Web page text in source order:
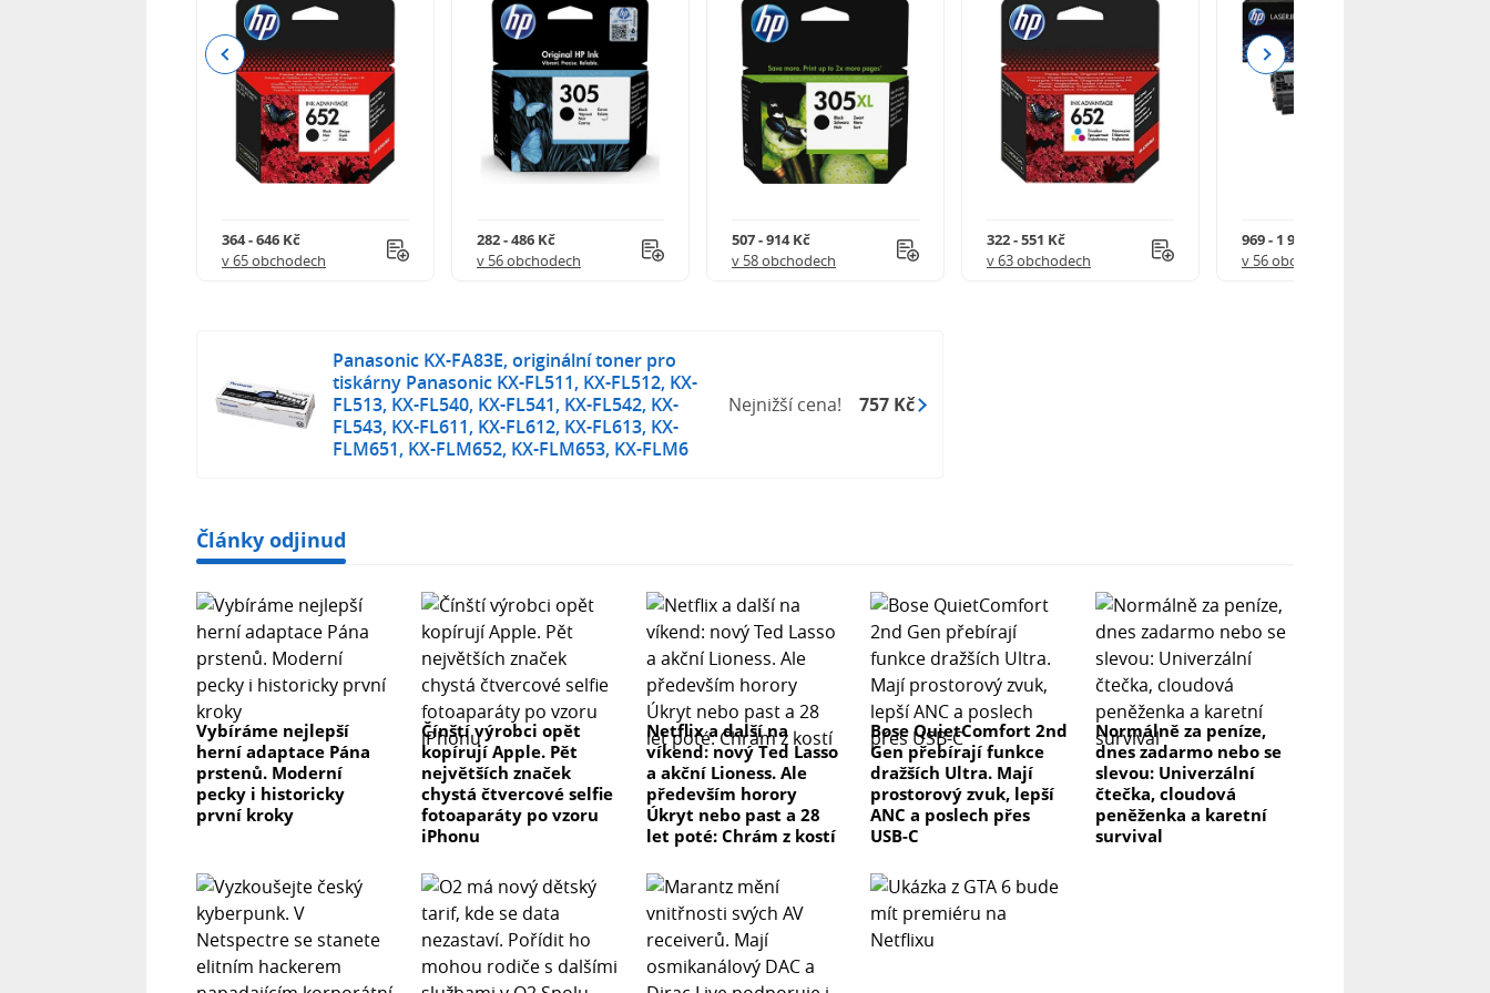
364 - 646 Kč
v 65 obchodech
282 - 486 Kč
v 56 obchodech
507 - 914 Kč
v 58 obchodech
322 - 551 Kč
v 63 obchodech
969 - 1 918 Kč
v 56 obchodech
Previous Next
Panasonic KX-FA83E, originální toner pro
tiskárny Panasonic KX-FL511, KX-FL512, KX-
FL513, KX-FL540, KX-FL541, KX-FL542, KX-
FL543, KX-FL611, KX-FL612, KX-FL613, KX-
FLM651, KX-FLM652, KX-FLM653, KX-FLM6
Nejnižší cena! 757 Kč
Články odjinud
Vybíráme nejlepší
herní adaptace Pána
prstenů. Moderní
pecky i historicky
první kroky
Čínští výrobci opět
kopírují Apple. Pět
největších značek
chystá čtvercové selfie
fotoaparáty po vzoru
iPhonu
Netflix a další na
víkend: nový Ted Lasso
a akční Lioness. Ale
především horory
Úkryt nebo past a 28
let poté: Chrám z kostí
Bose QuietComfort 2nd
Gen přebírají funkce
dražších Ultra. Mají
prostorový zvuk, lepší
ANC a poslech přes
USB-C
Normálně za peníze,
dnes zadarmo nebo se
slevou: Univerzální
čtečka, cloudová
peněženka a karetní
survival